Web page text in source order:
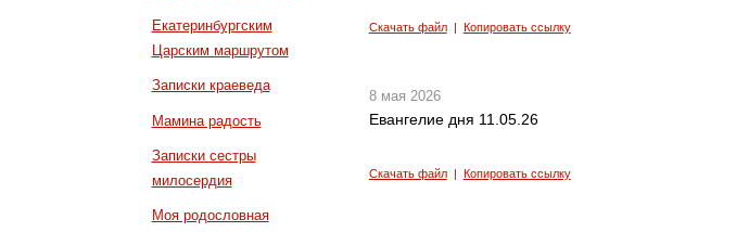
Екатеринбургским
Царским маршрутом
Записки краеведа
Мамина радость
Записки сестры
милосердия
Моя родословная
Скачать файл| Копировать ссылку
8 мая 2026
Евангелие дня 11.05.26
Скачать файл| Копировать ссылку